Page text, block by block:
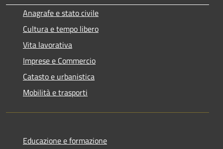
Anagrafe e stato civile
Cultura e tempo libero
Vita lavorativa
Imprese e Commercio
Catasto e urbanistica
Mobilità e trasporti
Educazione e formazione